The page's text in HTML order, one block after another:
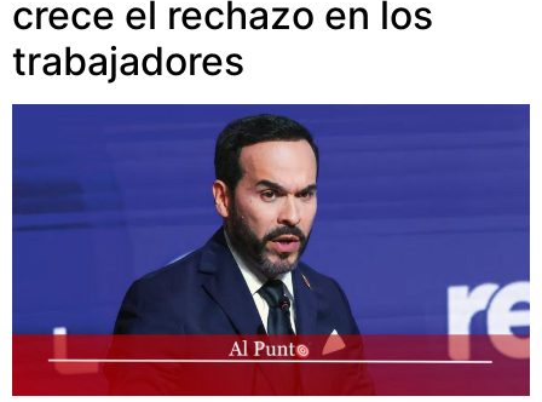
crece el rechazo en los
trabajadores